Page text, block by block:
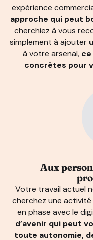
expérience
approche qui peut
cherchiez à vous
simplement à ajouter
à votre arsenal,
concrètes pour
Aux
Votre travail actuel
cherchez une activité
en phase avec le
d’avenir qui peut
toute autonomie,